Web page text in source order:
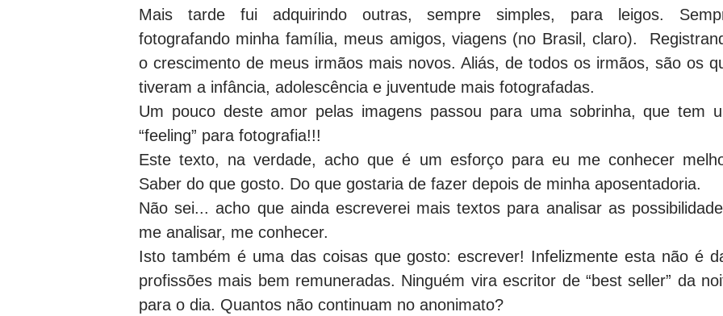
Mais tarde fui adquirindo outras, sempre simples, para leigos.
fotografando minha família, meus amigos, viagens (no Brasil, claro).
o crescimento de meus irmãos mais novos. Aliás, de todos os irmãos, são os
tiveram a infância, adolescência e juventude mais fotografadas.
Um pouco deste amor pelas imagens passou para uma sobrinha, que tem
“feeling” para fotografia!!!
Este texto, na verdade, acho que é um esforço para eu me conhecer
Saber do que gosto. Do que gostaria de fazer depois de minha aposentadoria.
Não sei... acho que ainda escreverei mais textos para analisar as
me analisar, me conhecer.
Isto também é uma das coisas que gosto: escrever! Infelizmente esta não é
profissões mais bem remuneradas. Ninguém vira escritor de “best seller” da
para o dia. Quantos não continuam no anonimato?